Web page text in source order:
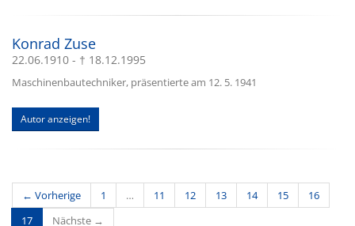
Konrad Zuse
22.06.1910 - † 18.12.1995
Maschinenbautechniker, präsentierte am 12. 5. 1941
Autor anzeigen!
← Vorherige 1 … 11 12 13 14 15
16
17(current)Nächste →